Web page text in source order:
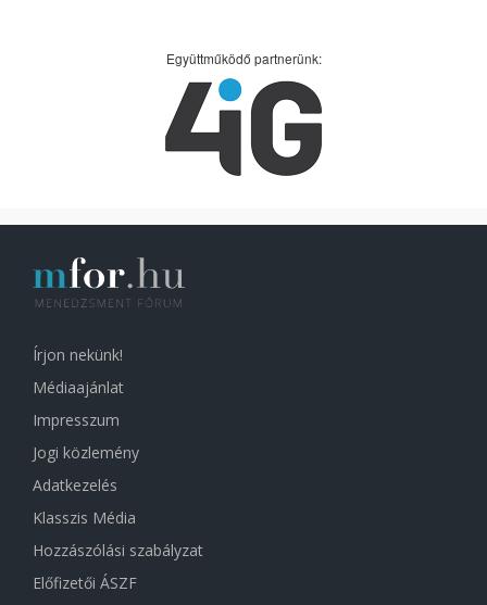
Együttműködő partnerünk:
Írjon nekünk!
Médiaajánlat
Impresszum
Jogi közlemény
Adatkezelés
Klasszis Média
Hozzászólási szabályzat
Előfizetői ÁSZF